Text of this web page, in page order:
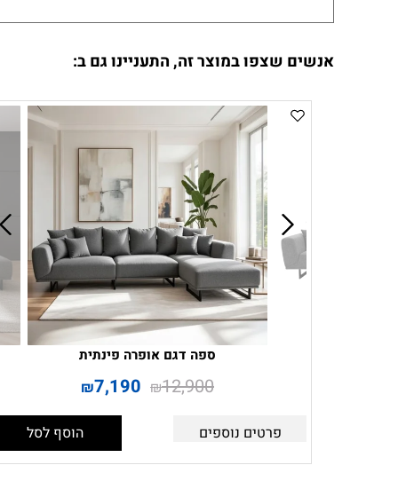
אנשים שצפו במוצר זה, התעניינו גם ב:
ספה דגם אופרה פינתית
₪12,900
₪7,190
פרטים נוספים הוסף לסל